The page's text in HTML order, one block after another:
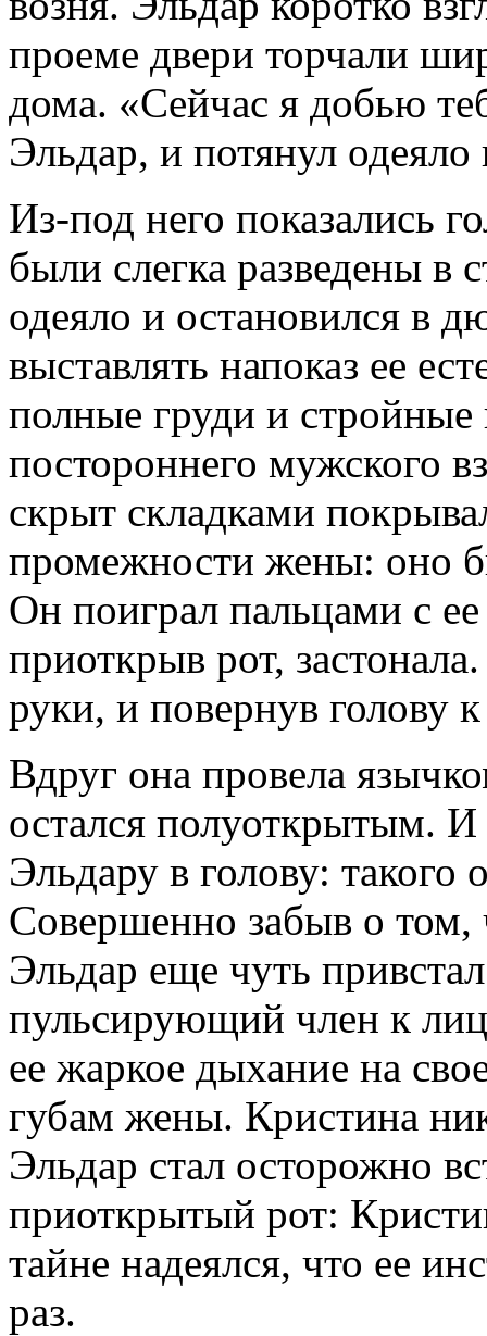
проеме двери торчали
дома. «Сейчас я добью
Эльдар, и потянул одеяло
Из-под него показались
были слегка разведены в
одеяло и остановился в
выставлять напоказ ее
полные груди и
постороннего мужского
скрыт складками
промежности жены: оно
Он поиграл пальцами с
приоткрыв рот,
руки, и повернув голову
Вдруг она провела
остался полуоткрытым.
Эльдару в голову: такого
Совершенно забыв о том,
Эльдар еще чуть
пульсирующий член к
ее жаркое дыхание на
губам жены. Кристина
Эльдар стал осторожно
приоткрытый рот:
тайне надеялся, что ее
раз.